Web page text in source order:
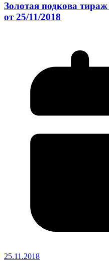
Золотая подкова
от 25/11/2018
25.11.2018